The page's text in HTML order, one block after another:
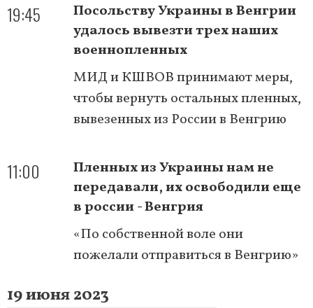
19:45
Посольству Украины в Венгрии
удалось вывезти трех наших
военнопленных
МИД и КШВОВ принимают меры,
чтобы вернуть остальных пленных,
вывезенных из России в Венгрию
11:00
Пленных из Украины нам не
передавали, их освободили еще
в россии - Венгрия
«По собственной воле они
пожелали отправиться в Венгрию»
19 июня 2023